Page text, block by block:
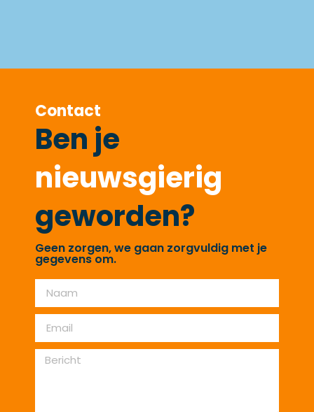
Contact
Ben je
nieuwsgierig
geworden?
Geen zorgen, we gaan zorgvuldig met je
gegevens om.